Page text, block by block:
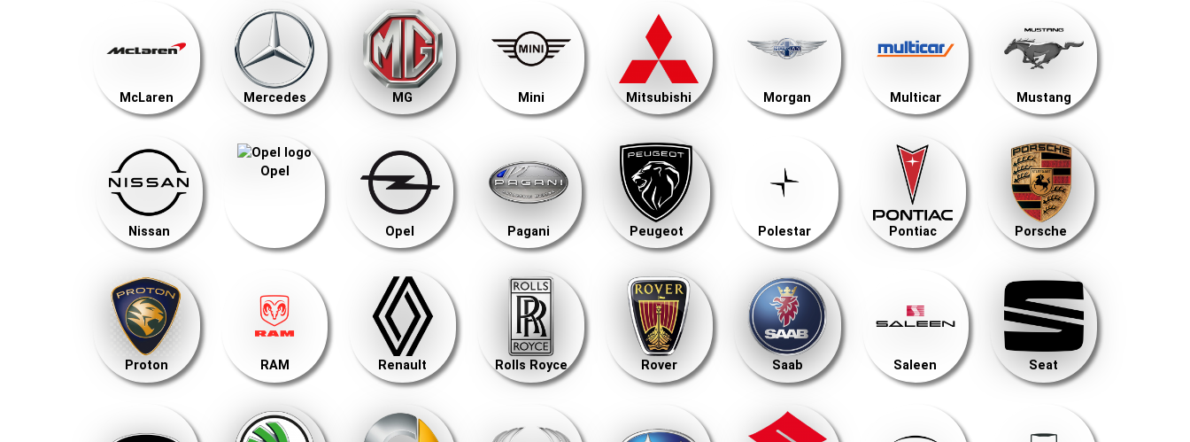
McLaren Mercedes MG Mini Mitsubishi Morgan Multicar Mustang
Nissan
Opel
Opel Pagani Peugeot Polestar Pontiac Porsche
Proton RAM Renault Rolls Royce Rover Saab Saleen Seat